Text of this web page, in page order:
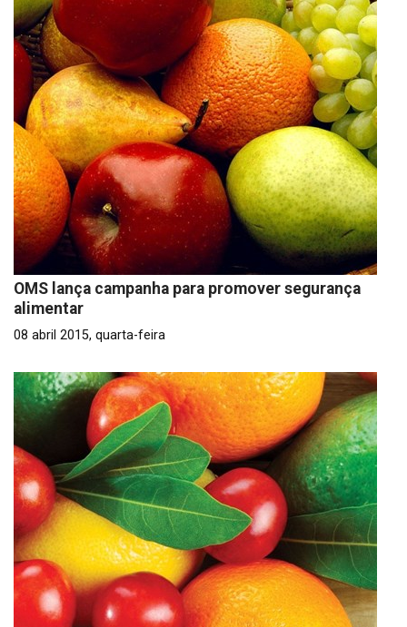
OMS lança campanha para promover segurança
alimentar
08 abril 2015, quarta-feira